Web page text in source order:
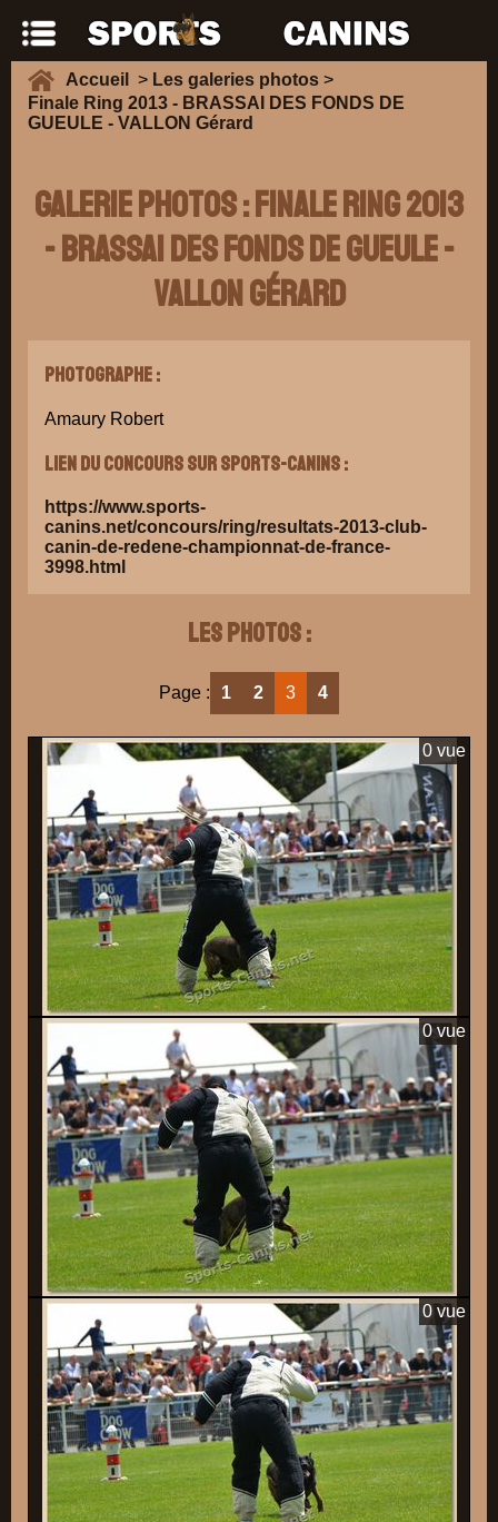
Accueil > Les galeries photos >
Finale Ring 2013 - BRASSAI DES FONDS DE
GUEULE - VALLON Gérard
Galerie Photos : Finale Ring 2013
- BRASSAI DES FONDS DE GUEULE -
VALLON Gérard
Photographe :
Amaury Robert
Lien du concours sur Sports-Canins :
https://www.sports-
canins.net/concours/ring/resultats-2013-club-
canin-de-redene-championnat-de-france-
3998.html
Les photos :
Page : 1 2 3 4
0 vue
0 vue
0 vue